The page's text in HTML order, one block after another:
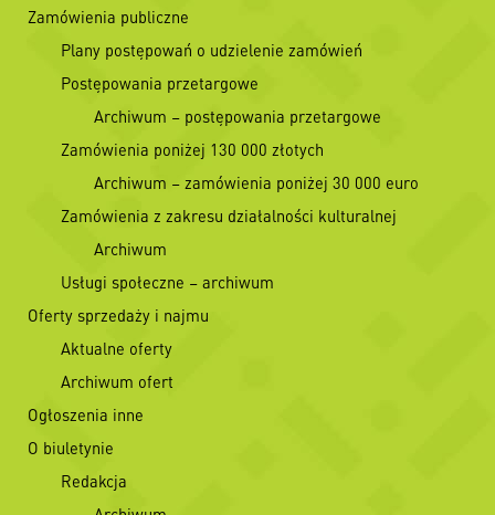
Zamówienia publiczne
Plany postępowań o udzielenie zamówień
Postępowania przetargowe
Archiwum – postępowania przetargowe
Zamówienia poniżej 130 000 złotych
Archiwum – zamówienia poniżej 30 000 euro
Zamówienia z zakresu działalności kulturalnej
Archiwum
Usługi społeczne – archiwum
Oferty sprzedaży i najmu
Aktualne oferty
Archiwum ofert
Ogłoszenia inne
O biuletynie
Redakcja